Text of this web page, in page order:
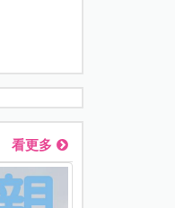
看更多